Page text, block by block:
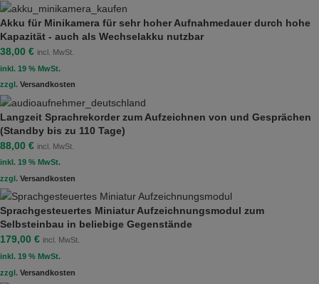
Akku für Minikamera für sehr hoher Aufnahmedauer durch hohe
Kapazität - auch als Wechselakku nutzbar
38,00 € incl. MwSt.
inkl. 19 % MwSt.
zzgl. Versandkosten
Langzeit Sprachrekorder zum Aufzeichnen von und Gesprächen
(Standby bis zu 110 Tage)
88,00 € incl. MwSt.
inkl. 19 % MwSt.
zzgl. Versandkosten
Sprachgesteuertes Miniatur Aufzeichnungsmodul zum
Selbsteinbau in beliebige Gegenstände
179,00 € incl. MwSt.
inkl. 19 % MwSt.
zzgl. Versandkosten